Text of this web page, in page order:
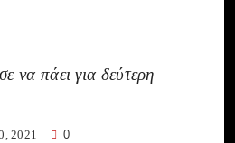
πάει για δεύτερη
2021 0